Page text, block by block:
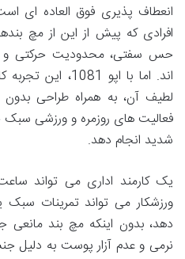
انعطاف پذیری فوق العاده ای
افرادی که پیش از این از مچ
حس سفتی، محدودیت حرکتی و
اند. اما با اپو
لطیف آن، به همراه طراحی بدون
فعالیت های روزمره و ورزشی
شدید انجام دهد.
یک کارمند اداری می تواند
ورزشکار می تواند تمرینات سبک
دهد، بدون اینکه مچ بند
نرمی و عدم آزار پوست به دلیل